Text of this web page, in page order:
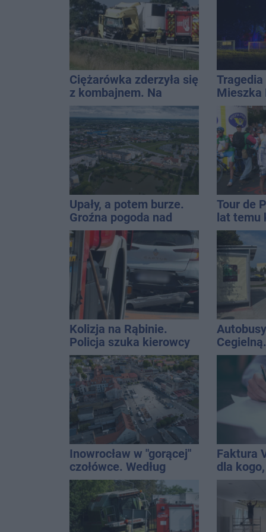
promila
Ciężarówka zderzyła się
z kombajnem. Na
miejscu lądował
śmigłowiec LPR
Mieszka
osoba,
Upały, a potem burze.
Groźna pogoda nad
naszym regionem
Tour de
lat temu
Kolizja na Rąbinie.
Policja szuka kierowcy
Golfa
remontu
Inowrocław w "gorącej"
czołówce. Według
analizy Onetu nasze
miasto jest jednym z
najbardziej narażonych
na upały
Faktura
dla